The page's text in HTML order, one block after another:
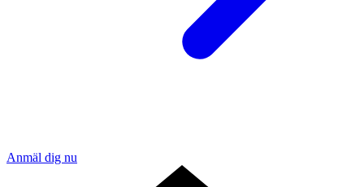
Anmäl dig nu